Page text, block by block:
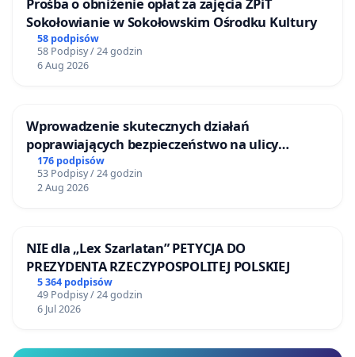
Sokołowianie w Sokołowskim Ośrodku Kultury
58 podpisów
58 Podpisy / 24 godzin
6 Aug 2026
Wprowadzenie skutecznych działań
poprawiających bezpieczeństwo na ulicy
Żeromskiego w Otwocku
176 podpisów
53 Podpisy / 24 godzin
2 Aug 2026
NIE dla „Lex Szarlatan” PETYCJA DO
PREZYDENTA RZECZYPOSPOLITEJ POLSKIEJ
5 364 podpisów
49 Podpisy / 24 godzin
6 Jul 2026